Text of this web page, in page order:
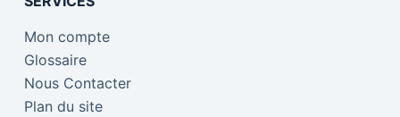
Mon compte
Glossaire
Nous Contacter
Plan du site